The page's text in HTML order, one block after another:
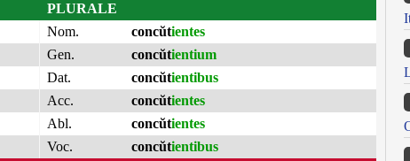
PLURALE
Nom.
concŭtientes
Gen.
concŭtientium
Dat.
concŭtientibus
Acc.
concŭtientes
Abl.
concŭtientes
Voc.
concŭtientibus